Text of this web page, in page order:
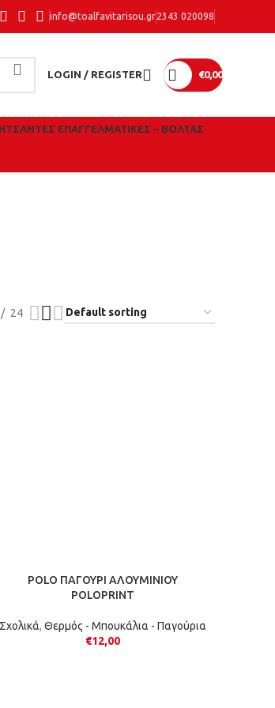
info@toalfavitarisou.gr2343 020098
LOGIN / REGISTER €0,00
ΤΣΆΝΤΕΣ ΕΠΑΓΓΕΛΜΑΤΙΚΈΣ – ΒΌΛΤΑΣ
24
POLO ΠΑΓΟΥΡΙ ΑΛΟΥΜΙΝΙΟΥ
POLOPRINT
Σχολικά, Θερμός - Μπουκάλια - Παγούρια
€12,00